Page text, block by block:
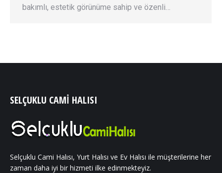
bakımlı, estetik görünüme sahip ve özenli…
SELÇUKLU CAMI HALISI
Selçuklu Cami Halısı, Yurt Halısı ve Ev Halısı ile müşterilerine her
zaman daha iyi bir hizmeti ilke edinmekteyiz.